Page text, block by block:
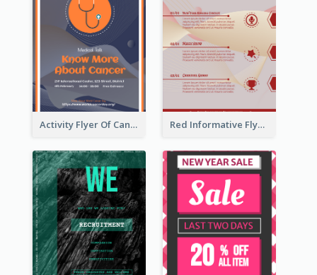
Activity Flyer Of Cancer Talk In Dark Colour Tone Red Informative Flyers With Simple Graphics